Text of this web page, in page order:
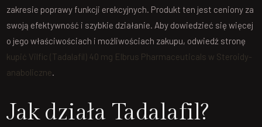
zakresie poprawy funkcji erekcyjnych. Produkt ten jest ceniony za
swoją efektywność i szybkie działanie. Aby dowiedzieć się więcej
o jego właściwościach i możliwościach zakupu, odwiedź stronę
kupić Vilfic (Tadalafil) 40 mg Elbrus Pharmaceuticals w Steroidy-
anaboliczne.
Jak działa Tadalafil?